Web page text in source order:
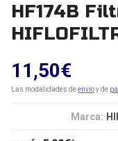
HF174B
11,50€
Las modalidades deenvíoy de
Marca: